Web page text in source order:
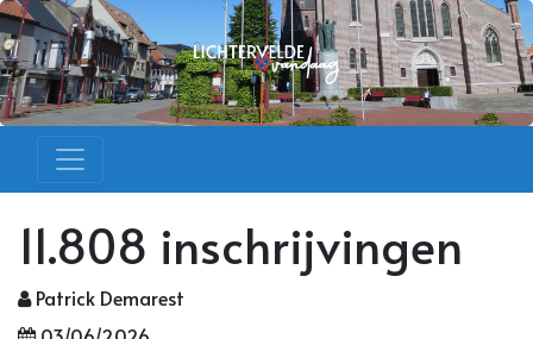
11.808 inschrijvingen
Patrick Demarest